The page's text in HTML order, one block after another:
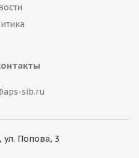
sib.ru
ул. Попова, 3